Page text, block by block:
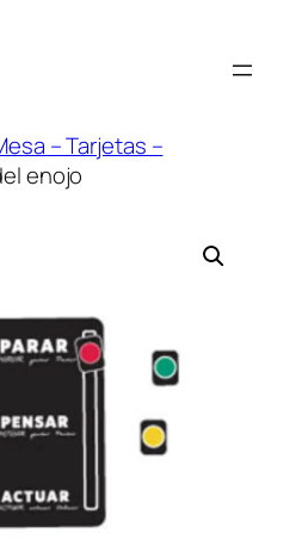
– Tarjetas –
enojo